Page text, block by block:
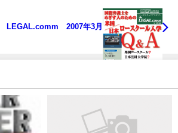
LEGAL.comm 2007年3月